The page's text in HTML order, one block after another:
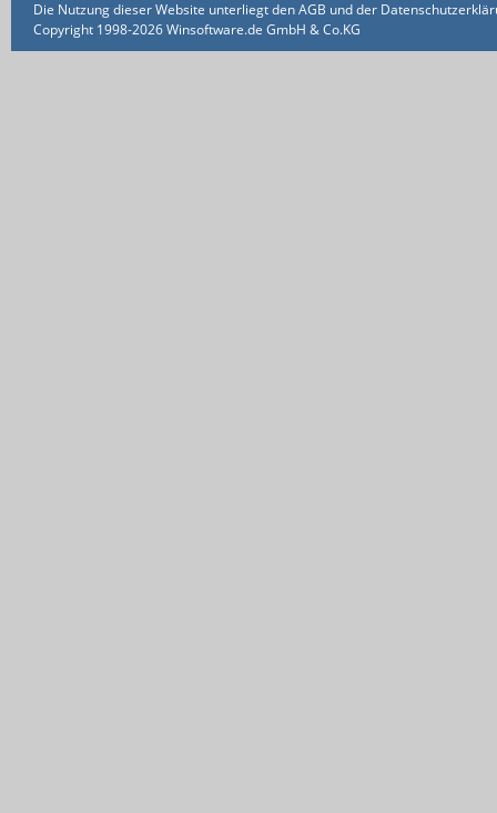
Die Nutzung dieser Website unterliegt den AGB und der
Copyright 1998-2026 Winsoftware.de GmbH & Co.KG